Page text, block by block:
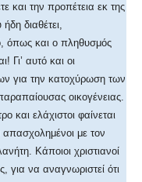
και την προπέτεια εκ της
διαθέτει,
όπως και ο πληθυσμός
Γι’ αυτό και οι
για την κατοχύρωση των
οικογένειας.
και ελάχιστοι φαίνεται
απασχολημένοι με τον
Κάποιοι χριστιανοί
για να αναγνωριστεί ότι